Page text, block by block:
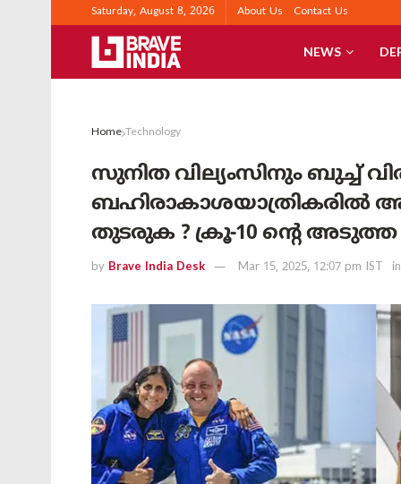
Saturday, August 8, 2026 About Us Contact Us
NEWS
Home Technology
സുനിത വില്യംസിനും ബുച്ച്
തുടരുക ? ക്രൂ-10 ന്റെ അടുത്ത
by Brave India Desk Mar 15, 2025, 12:07 pm IST in